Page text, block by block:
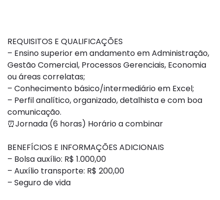
REQUISITOS E QUALIFICAÇÕES
– Ensino superior em andamento em Administração,
Gestão Comercial, Processos Gerenciais, Economia
ou áreas correlatas;
– Conhecimento básico/intermediário em Excel;
– Perfil analítico, organizado, detalhista e com boa
comunicação.
⏰Jornada (6 horas) Horário a combinar
BENEFÍCIOS E INFORMAÇÕES ADICIONAIS
– Bolsa auxílio: R$ 1.000,00
– Auxílio transporte: R$ 200,00
– Seguro de vida